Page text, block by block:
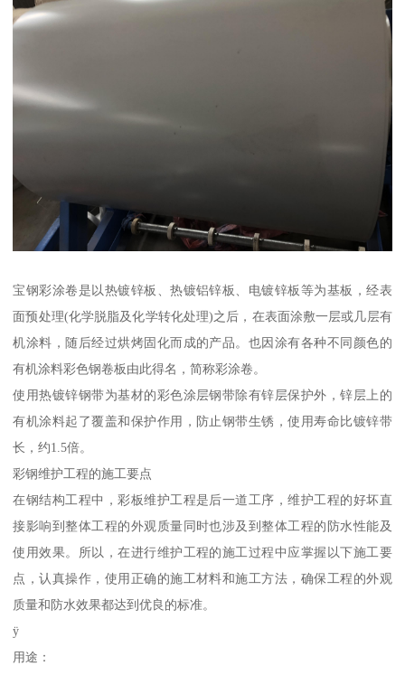
宝钢彩涂卷是以热镀锌板、热镀铝锌板、电镀锌板等为基板，经表
面预处理(化学脱脂及化学转化处理)之后，在表面涂敷一层或几层有
机涂料，随后经过烘烤固化而成的产品。也因涂有各种不同颜色的
有机涂料彩色钢卷板由此得名，简称彩涂卷。
使用热镀锌钢带为基材的彩色涂层钢带除有锌层保护外，锌层上的
有机涂料起了覆盖和保护作用，防止钢带生锈，使用寿命比镀锌带
长，约1.5倍。
彩钢维护工程的施工要点
在钢结构工程中，彩板维护工程是后一道工序，维护工程的好坏直
接影响到整体工程的外观质量同时也涉及到整体工程的防水性能及
使用效果。所以，在进行维护工程的施工过程中应掌握以下施工要
点，认真操作，使用正确的施工材料和施工方法，确保工程的外观
质量和防水效果都达到优良的标准。
ÿ
用途：